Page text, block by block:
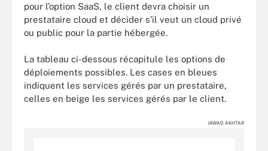
pour l’option SaaS, le client devra choisir un
prestataire cloud et décider s’il veut un cloud privé
ou public pour la partie hébergée.
La tableau ci-dessous récapitule les options de
déploiements possibles. Les cases en bleues
indiquent les services gérés par un prestataire,
celles en beige les services gérés par le client.
JAWAD AKHTAR